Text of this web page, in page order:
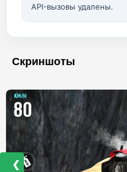
API-вызовы удалены.
Скриншоты
❮